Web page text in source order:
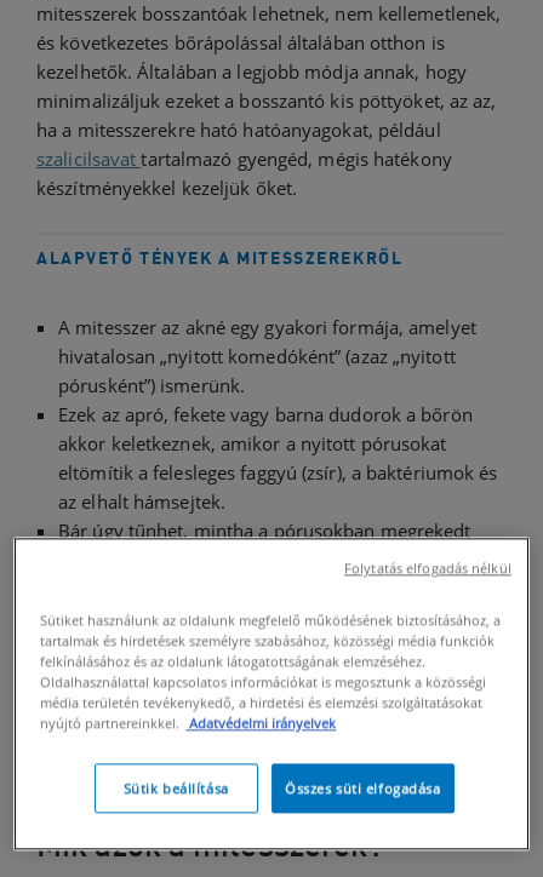
mitesszerek bosszantóak lehetnek, nem kellemetlenek,
és következetes bőrápolással általában otthon is
kezelhetők. Általában a legjobb módja annak, hogy
minimalizáljuk ezeket a bosszantó kis pöttyöket, az az,
ha a mitesszerekre ható hatóanyagokat, például
szalicilsavattartalmazó gyengéd, mégis hatékony
készítményekkel kezeljük őket.
ALAPVETŐ TÉNYEK A MITESSZEREKRŐL
A mitesszer az akné egy gyakori formája, amelyet
hivatalosan „nyitott komedóként” (azaz „nyitott
pórusként”) ismerünk.
Ezek az apró, fekete vagy barna dudorok a bőrön
akkor keletkeznek, amikor a nyitott pórusokat
eltömítik a felesleges faggyú (zsír), a baktériumok és
az elhalt hámsejtek.
Bár úgy tűnhet,mintha a pórusokban megrekedt
volna a szennyeződés, a mitesszerek sötét színüket
következik be, amikor a pórusok tartalma oxigénnek
van kitéve.
Amitesszerek kezelésére és megelőzésére a legjobb
módszer abőrgyógyászok által kifejlesztettcélzott
készítményeket tartalmazó napi bőrápolási
gyakorlat.
Mik azok a mitesszerek?
Sütiket használunk az oldalunk megfelelő működésének biztosításához, a
tartalmak és hirdetések személyre szabásához, közösségi média funkciók
felkínálásához és az oldalunk látogatottságának elemzéséhez.
Oldalhasználattal kapcsolatos információkat is megosztunk a közösségi
média területén tevékenykedő, a hirdetési és elemzési szolgáltatásokat
nyújtó partnereinkkel. Adatvédelmi irányelvek
Sütik beállítása Összes süti elfogadása
Folytatás elfogadás nélkül